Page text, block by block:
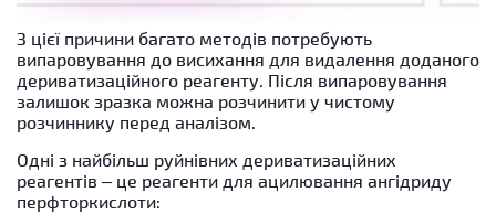
З цієї причини багато методів потребують
випаровування до висихання для видалення доданого
дериватизаційного реагенту. Після випаровування
залишок зразка можна розчинити у чистому
розчиннику перед аналізом.
Одні з найбільш руйнівних дериватизаційних
реагентів – це реагенти для ацилювання ангідриду
перфторкислоти: